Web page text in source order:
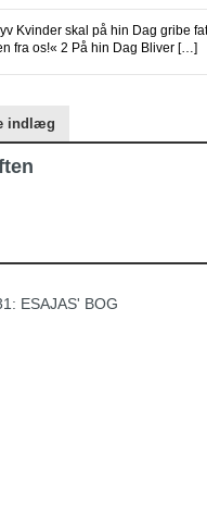
Kvinder skal på hin Dag gribe
fra os!« 2 På hin Dag Bliver […]
indlæg
ESAJAS' BOG